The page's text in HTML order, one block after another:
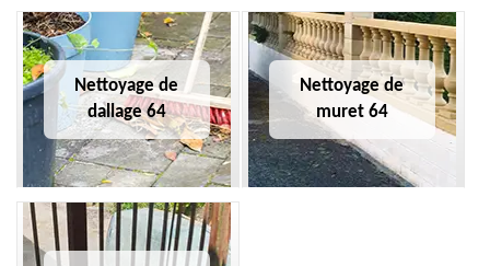
Nettoyage de
dallage 64
Nettoyage de
muret 64